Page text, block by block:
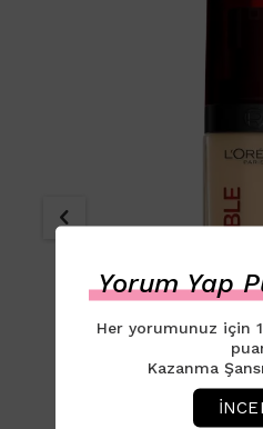
Yorum Yap
Her yorumunuz için
Kazanma